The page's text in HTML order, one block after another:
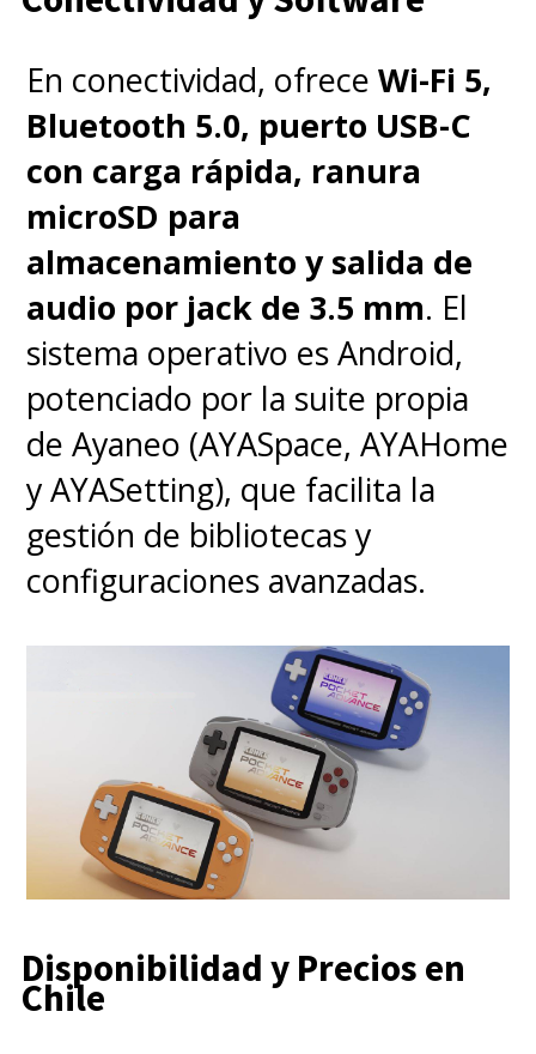
En conectividad, ofreceWi-Fi 5,
Bluetooth 5.0, puerto USB-C
con carga rápida, ranura
microSD para
almacenamiento y salida de
audio por jack de 3.5 mm. El
sistema operativo es Android,
potenciado por la suite propia
de Ayaneo (AYASpace, AYAHome
y AYASetting), que facilita la
gestión de bibliotecas y
configuraciones avanzadas.
Disponibilidad y Precios en
Chile